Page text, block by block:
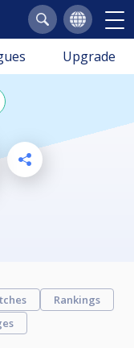
Upgrade
Rankings